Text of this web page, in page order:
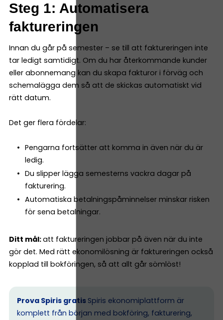
Steg 1: Automatisera
faktureringen
Innan du går på semester – se till att faktureringen inte
tar ledigt samtidigt. Om du har återkommande kunder
eller abonnemang kan du skapa fakturor i förväg och
schemalägga dem så att de skickas automatiskt vid
rätt datum.
Det ger flera fördelar:
Pengarna fortsätter att komma in även när du är
ledig.
Du slipper lägga semesterns vackra dagar på
fakturering.
Automatiska betalningspåminnelser minskar risken
för sena betalningar.
Ditt mål:att faktureringen jobbar på även när du inte
gör det. Med rätt ekonomilösning är faktureringen också
kopplad till bokföringen, så att allt går sömlöst!
Prova Spiris gratis Spiris ekonomiplattform är
komplett från början med bokföring, fakturering,